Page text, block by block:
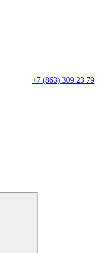
+7 (863) 309 23 79